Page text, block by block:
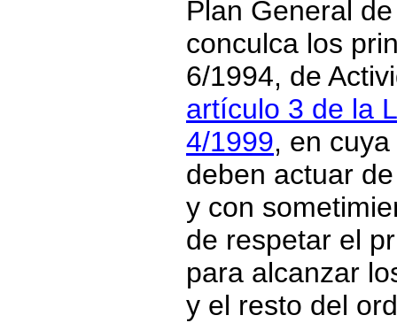
Plan General
conculca los
6/1994, de
artículo 3 de la
4/1999, en
deben actuar
y con
de respetar el
para alcanzar
y el resto del